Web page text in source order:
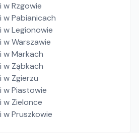
w Rzgowie
w Pabianicach
w Legionowie
w Warszawie
w Markach
w Ząbkach
w Zgierzu
w Piastowie
w Zielonce
w Pruszkowie